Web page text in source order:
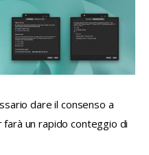
dare il consenso a
un rapido conteggio di